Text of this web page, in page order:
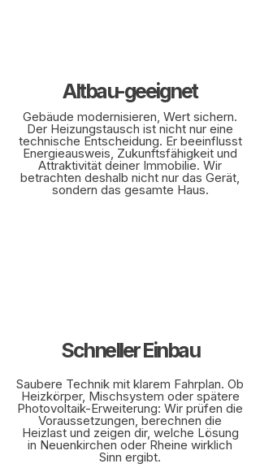
Altbau-geeignet
Gebäude modernisieren, Wert sichern.
Der Heizungstausch ist nicht nur eine
technische Entscheidung. Er beeinflusst
Energieausweis, Zukunftsfähigkeit und
Attraktivität deiner Immobilie. Wir
betrachten deshalb nicht nur das Gerät,
sondern das gesamte Haus.
Schneller Einbau
Saubere Technik mit klarem Fahrplan. Ob
Heizkörper, Mischsystem oder spätere
Photovoltaik-Erweiterung: Wir prüfen die
Voraussetzungen, berechnen die
Heizlast und zeigen dir, welche Lösung
in Neuenkirchen oder Rheine wirklich
Sinn ergibt.